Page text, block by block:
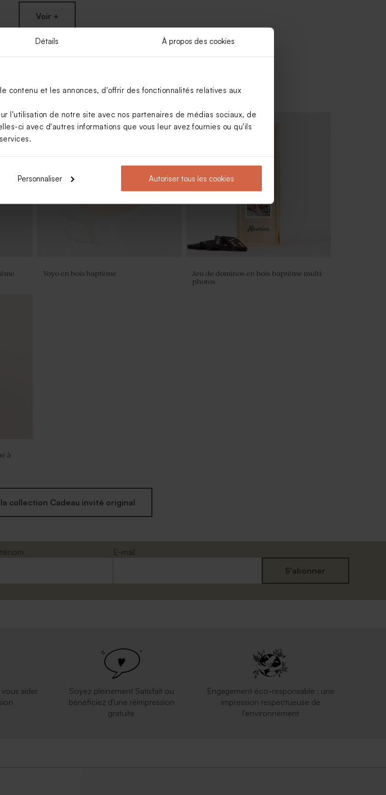
Détails À propos des cookies
contenu et les annonces, d'offrir des fonctionnalités relatives aux
l'utilisation de notre site avec nos partenaires de médias sociaux, de
ci avec d'autres informations que vous leur avez fournies ou qu'ils
Personnaliser Autoriser tous les cookies
Voir +
Yoyo en bois baptême
Jeu de dominos en bois baptême multi-
photos
à
collection Cadeau invité original
E-mail
S'abonner
aider
Soyez pleinement Satisfait ou
bénéficiez d'une réimpression
gratuite
Engagement éco-responsable : une
impression respectueuse de
l'environnement